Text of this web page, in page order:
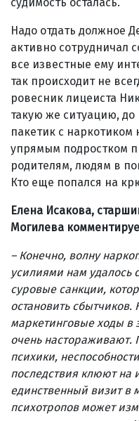
Надо отдать должное
активно сотрудничал
все известные ему
так происходит не
ровесник лицеиста
такую же ситуацию, до
пакетик с наркотиком
упрямым подростком
родителям, людям в
Кто еще попался на
Елена Исакова,
Могилева
– Конечно, волну
усилиями нам удалось
суровые санкции,
остановить
маркетинговые ходы в
очень настораживают.
психики,
последствия клюют на
единственный визит в
психотропов может